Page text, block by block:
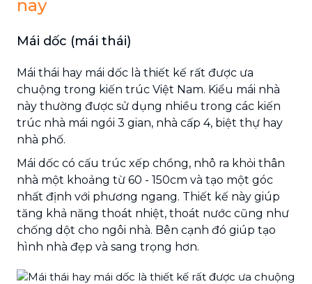
nay
Mái dốc (mái thái)
Mái thái hay mái dốc là thiết kế rất được ưa
chuộng trong kiến trúc Việt Nam. Kiểu mái nhà
này thường được sử dụng nhiều trong các kiến
trúc nhà mái ngói 3 gian, nhà cấp 4, biệt thự hay
nhà phố.
Mái dốc có cấu trúc xếp chồng, nhô ra khỏi thân
nhà một khoảng từ 60 - 150cm và tạo một góc
nhất định với phương ngang. Thiết kế này giúp
tăng khả năng thoát nhiệt, thoát nước cũng như
chống dột cho ngôi nhà. Bên cạnh đó giúp tạo
hình nhà đẹp và sang trọng hơn.